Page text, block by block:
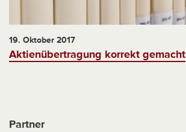
19. Oktober 2017
Aktienübertragung korrekt gemacht
Partner